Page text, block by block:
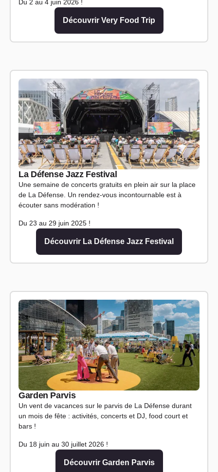
Du 2 au 4 juin 2026 !
Découvrir Very Food Trip
La Défense Jazz Festival
Une semaine de concerts gratuits en plein air sur la place
de La Défense. Un rendez-vous incontournable est à
écouter sans modération !
Du 23 au 29 juin 2025 !
Découvrir La Défense Jazz Festival
Garden Parvis
Un vent de vacances sur le parvis de La Défense durant
un mois de fête : activités, concerts et DJ, food court et
bars !
Du 18 juin au 30 juillet 2026 !
Découvrir Garden Parvis